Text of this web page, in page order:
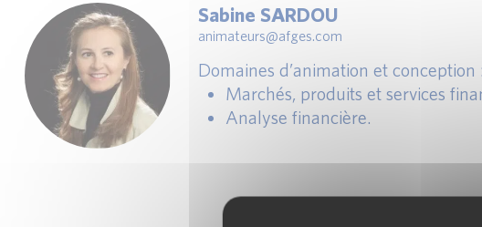
Sabine SARDOU
animateurs@afges.com
Domaines d’animation et conception :
Marchés, produits et services
Analyse financière.